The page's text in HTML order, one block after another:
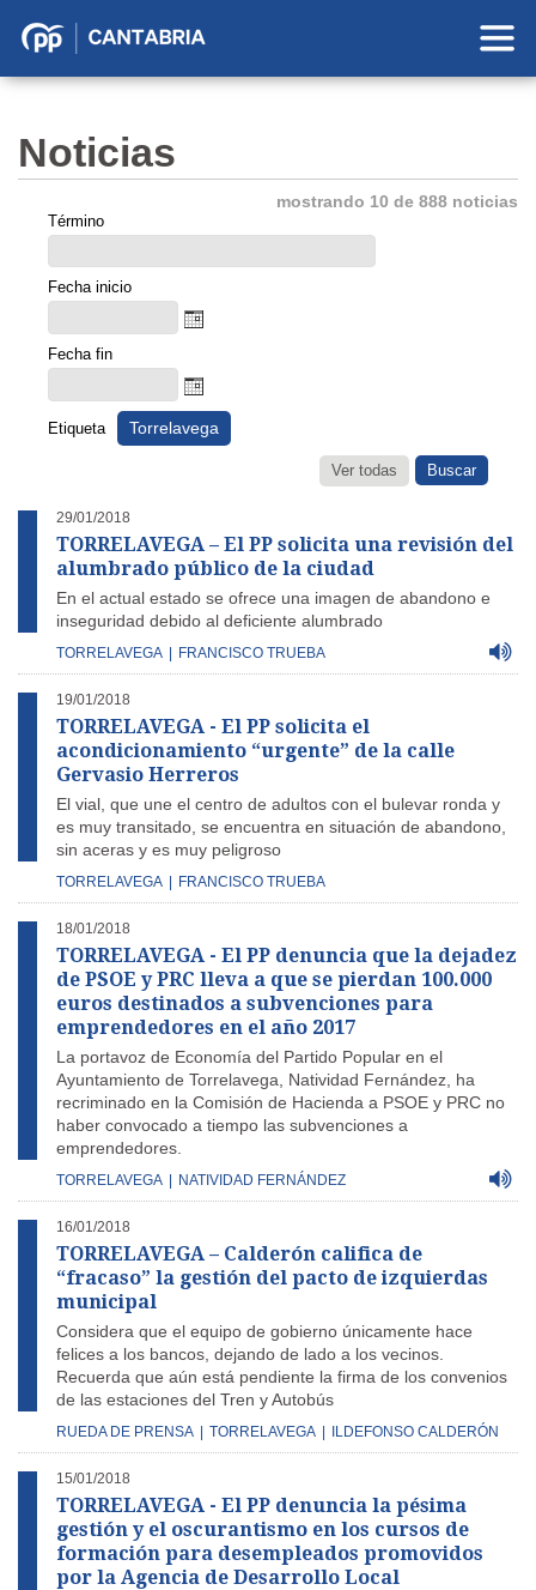
Partido
Cantabria
Noticias
mostrando 10 de 888 noticias
Término
Fecha inicio
Fecha fin
Etiqueta Torrelavega
Ver todas
29/01/2018
TORRELAVEGA – El PP solicita una revisión del
alumbrado público de la ciudad
En el actual estado se ofrece una imagen de abandono e
inseguridad debido al deficiente alumbrado
TORRELAVEGA FRANCISCO TRUEBA
19/01/2018
TORRELAVEGA - El PP solicita el
acondicionamiento “urgente” de la calle
Gervasio Herreros
El vial, que une el centro de adultos con el bulevar ronda y
es muy transitado, se encuentra en situación de abandono,
sin aceras y es muy peligroso
TORRELAVEGA FRANCISCO TRUEBA
18/01/2018
TORRELAVEGA - El PP denuncia que la dejadez
de PSOE y PRC lleva a que se pierdan 100.000
euros destinados a subvenciones para
emprendedores en el año 2017
La portavoz de Economía del Partido Popular en el
Ayuntamiento de Torrelavega, Natividad Fernández, ha
recriminado en la Comisión de Hacienda a PSOE y PRC no
haber convocado a tiempo las subvenciones a
emprendedores.
TORRELAVEGA NATIVIDAD FERNÁNDEZ
16/01/2018
TORRELAVEGA – Calderón califica de
“fracaso” la gestión del pacto de izquierdas
municipal
Considera que el equipo de gobierno únicamente hace
felices a los bancos, dejando de lado a los vecinos.
Recuerda que aún está pendiente la firma de los convenios
de las estaciones del Tren y Autobús
RUEDA DE PRENSA TORRELAVEGA ILDEFONSO CALDERÓN
15/01/2018
TORRELAVEGA - El PP denuncia la pésima
gestión y el oscurantismo en los cursos de
formación para desempleados promovidos
por la Agencia de Desarrollo Local